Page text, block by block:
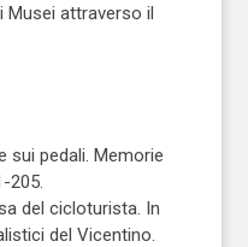
Musei attraverso il
sui pedali. Memorie
205.
del cicloturista. In
del Vicentino.